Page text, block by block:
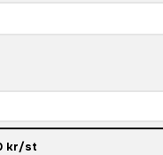
kr/st